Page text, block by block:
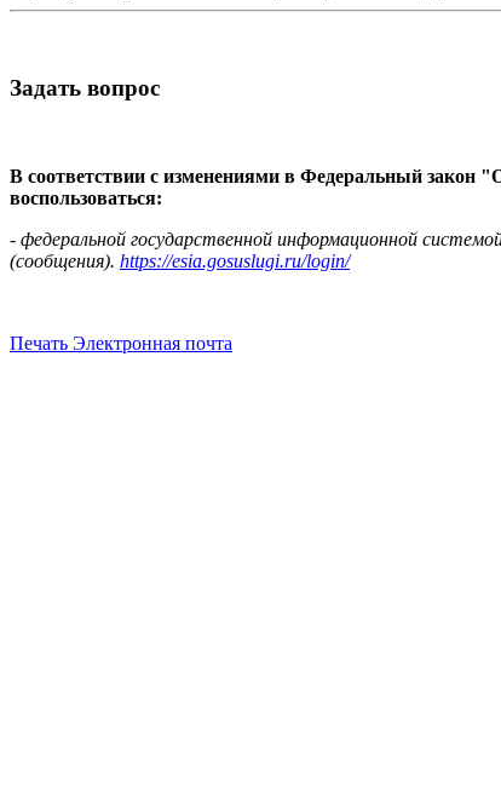
Задать вопрос
В соответствии с изменениями в Федеральный закон
воспользоваться:
- федеральной государственной информационной
(сообщения). https://esia.gosuslugi.ru/login/
Печать Электронная почта